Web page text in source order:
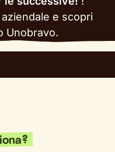
e scopri
Unobravo.